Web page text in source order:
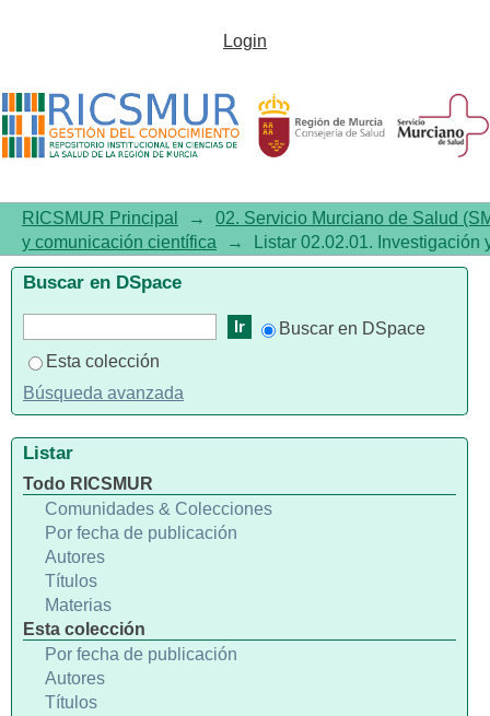
Listar 02.02.01. Investigación y
autor
Login
RICSMUR Principal →
02. Servicio Murciano de Salud
y comunicación científica
→ Listar 02.02.01.
Buscar en DSpace
Buscar en DSpace
Esta colección
Búsqueda avanzada
Listar
Todo RICSMUR
Comunidades & Colecciones
Por fecha de publicación
Autores
Títulos
Materias
Esta colección
Por fecha de publicación
Autores
Títulos